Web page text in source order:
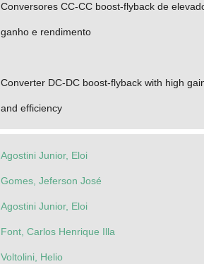
Conversores CC-CC boost-flyback de
ganho e rendimento
Converter DC-DC boost-flyback with high
and efficiency
Agostini Junior, Eloi
Gomes, Jeferson José
Agostini Junior, Eloi
Font, Carlos Henrique Illa
Voltolini, Helio